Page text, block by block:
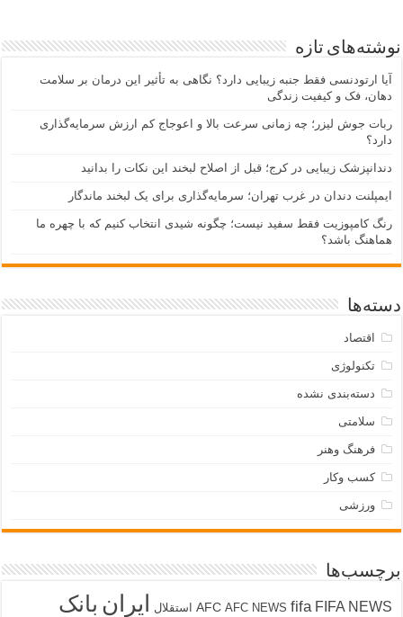
نوشته‌های تازه
آیا ارتودنسی فقط جنبه زیبایی دارد؟ نگاهی به تأثیر این درمان بر سلامت
دهان، فک و کیفیت زندگی
ربات جوش لیزر؛ چه زمانی سرعت بالا و اعوجاج کم ارزش سرمایه‌گذاری
دارد؟
دندانپزشک زیبایی در کرج؛ قبل از اصلاح لبخند این نکات را بدانید
ایمپلنت دندان در غرب تهران؛ سرمایه‌گذاری برای یک لبخند ماندگار
رنگ کامپوزیت فقط سفید نیست؛ چگونه شیدی انتخاب کنیم که با چهره ما
هماهنگ باشد؟
دسته‌ها
اقتصاد
تکنولوژی
دسته‌بندی نشده
سلامتی
فرهنگ وهنر
کسب وکار
ورزشی
برچسب‌ها
AFC AFC NEWS fifa FIFA NEWS استقلال ایران بانک